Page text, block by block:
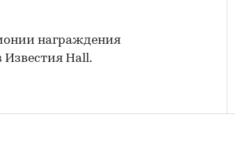
награждения
Известия Hall.